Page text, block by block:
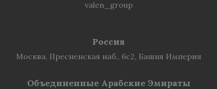
valen_group
Россия
Москва, Пресненская наб., 6с2, Башня Империя
Объединенные Арабские Эмираты